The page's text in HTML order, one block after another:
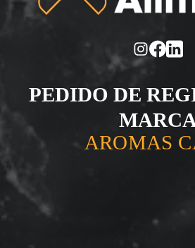
PEDIDO DE
AROMAS